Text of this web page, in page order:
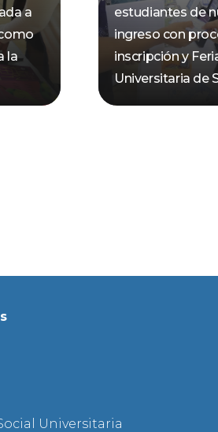
a
la
estudiantes de
ingreso con
inscripción y
Universitaria de
Universitaria